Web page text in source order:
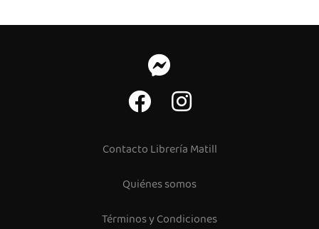
Contacto Librería Matill
Quiénes somos
Términos y Condiciones